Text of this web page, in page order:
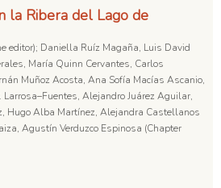
la Ribera del Lago de
editor); Daniella Ruíz Magaña, Luis David
María Quinn Cervantes, Carlos
Muñoz Acosta, Ana Sofía Macías Ascanio,
Larrosa–Fuentes, Alejandro Juárez Aguilar,
Hugo Alba Martínez, Alejandra Castellanos
Agustín Verduzco Espinosa (Chapter